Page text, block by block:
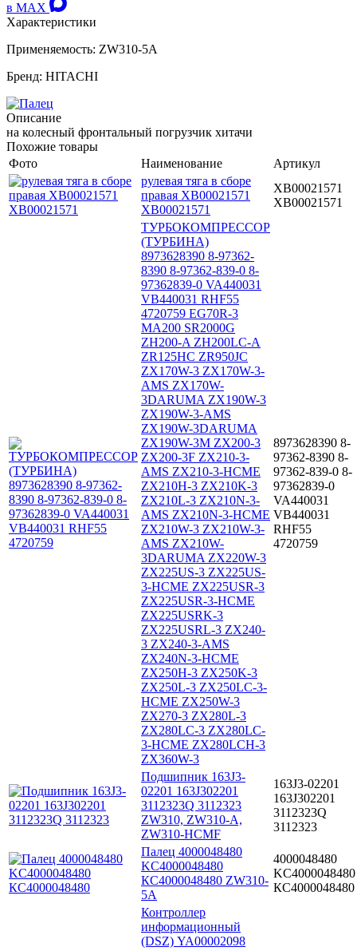
в MAX
Характеристики
Применяемость: ZW310-5A
Бренд: HITACHI
Описание
на колесный фронтальный погрузчик хитачи
Похожие товары
Фото
Наименование
Артикул
рулевая тяга в сборе
правая XB00021571
ХВ00021571
XB00021571
ХВ00021571
ТУРБОКОМПРЕССОР
(ТУРБИНА)
8973628390 8-97362-
8390 8-97362-839-0 8-
97362839-0 VA440031
VB440031 RHF55
4720759 EG70R-3
MA200 SR2000G
ZH200-A ZH200LC-A
ZR125HC ZR950JC
ZX170W-3 ZX170W-3-
AMS ZX170W-
3DARUMA ZX190W-3
ZX190W-3-AMS
ZX190W-3DARUMA
ZX190W-3M ZX200-3
ZX200-3F ZX210-3-
AMS ZX210-3-HCME
ZX210H-3 ZX210K-3
ZX210L-3 ZX210N-3-
AMS ZX210N-3-HCME
ZX210W-3 ZX210W-3-
AMS ZX210W-
3DARUMA ZX220W-3
ZX225US-3 ZX225US-
3-HCME ZX225USR-3
ZX225USR-3-HCME
ZX225USRK-3
ZX225USRL-3 ZX240-
3 ZX240-3-AMS
ZX240N-3-HCME
ZX250H-3 ZX250K-3
ZX250L-3 ZX250LC-3-
HCME ZX250W-3
ZX270-3 ZX280L-3
ZX280LC-3 ZX280LC-
3-HCME ZX280LCH-3
ZX360W-3
8973628390 8-
97362-8390 8-
97362-839-0 8-
97362839-0
VA440031
VB440031
RHF55
4720759
Подшипник 163J3-
02201 163J302201
3112323Q 3112323
ZW310, ZW310-A,
ZW310-HCMF
163J3-02201
163J302201
3112323Q
3112323
Палец 4000048480
KC4000048480
КС4000048480 ZW310-
5A
4000048480
KC4000048480
КС4000048480
Контроллер
информационный
(DSZ) YA00002098